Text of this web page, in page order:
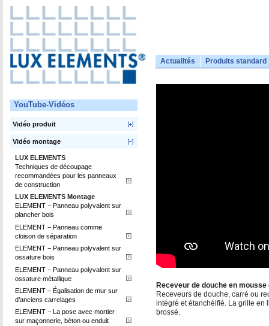
Actualités Produits standard
YouTube-Vidéos
Vidéo produit
Vidéo montage
LUX ELEMENTS
Techniques de découpage
recommandées pour les panneaux
de construction
LUX ELEMENTS Montage
ELEMENT − Panneau polyvalent sur
plancher bois
ELEMENT − Panneau comme
cloison de séparation
ELEMENT − Panneau polyvalent sur
ossature bois
ELEMENT − Panneau polyvalent sur
ossature métallique
ELEMENT − Égalisation de mur sur
d’anciens carrelages
ELEMENT − La pose avec mortier
sur maçonnerie, béton ou enduit
Receveur de douche en
Receveurs de douche, carré ou
intégré et étanchéifié. La grille en
brossé.